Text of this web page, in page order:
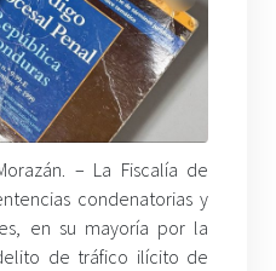
– La Fiscalía de
condenatorias y
en su mayoría por la
de tráfico ilícito de